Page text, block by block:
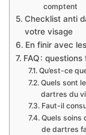
comptent
Checklist anti
votre visage
En finir avec
FAQ :
Qu’est-ce
Quels sont
dartres du
Faut-il
Quels soins
de dartres